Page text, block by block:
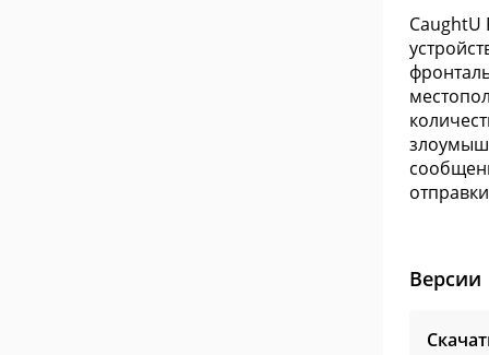
CaughtU
Версии